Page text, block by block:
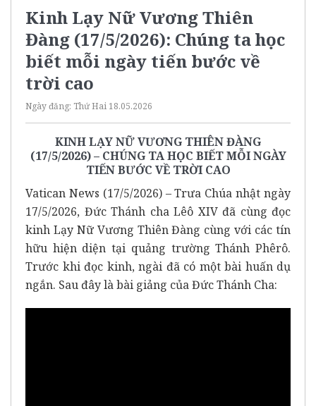
Kinh Lạy Nữ Vương Thiên
Đàng (17/5/2026): Chúng ta học
biết mỗi ngày tiến bước về
trời cao
Ngày đăng: Thứ Hai 18.05.2026
KINH LẠY NỮ VƯƠNG THIÊN ĐÀNG
(17/5/2026) – CHÚNG TA HỌC BIẾT MỖI NGÀY
TIẾN BƯỚC VỀ TRỜI CAO
Vatican News (17/5/2026) – Trưa Chúa nhật ngày
17/5/2026, Đức Thánh cha Lêô XIV đã cùng đọc
kinh Lạy Nữ Vương Thiên Đàng cùng với các tín
hữu hiện diện tại quảng trường Thánh Phêrô.
Trước khi đọc kinh, ngài đã có một bài huấn dụ
ngắn. Sau đây là bài giảng của Đức Thánh Cha: